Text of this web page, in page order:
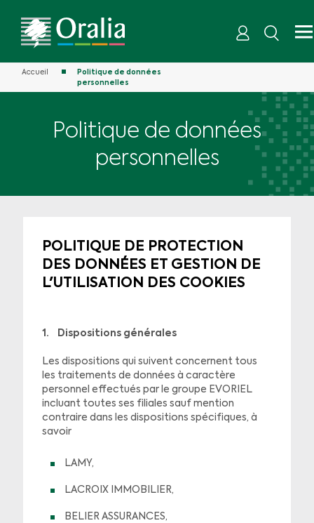
Accueil
Politique de données
personnelles
Politique de données
personnelles
POLITIQUE DE PROTECTION
DES DONNÉES ET GESTION DE
L'UTILISATION DES COOKIES
1. Dispositions générales
Les dispositions qui suivent concernent tous
les traitements de données à caractère
personnel effectués par le groupe EVORIEL
incluant toutes ses filiales sauf mention
contraire dans les dispositions spécifiques, à
savoir
LAMY,
LACROIX IMMOBILIER,
BELIER ASSURANCES,